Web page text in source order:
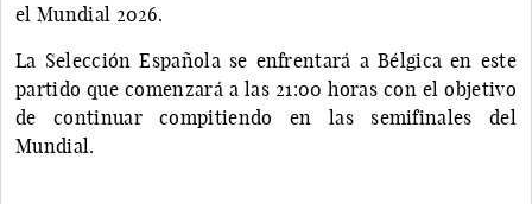
el Mundial 2026.
La Selección Española se enfrentará a Bélgica en este
partido que comenzará a las 21:00 horas con el objetivo
de continuar compitiendo en las semifinales del
Mundial.